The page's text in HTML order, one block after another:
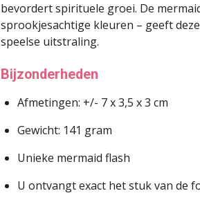
bevordert spirituele groei. De
sprookjesachtige kleuren – geeft
speelse uitstraling.
Bijzonderheden
Afmetingen: +/- 7 x 3,5 x 3 cm
Gewicht: 141 gram
Unieke mermaid flash
U ontvangt exact het stuk van de